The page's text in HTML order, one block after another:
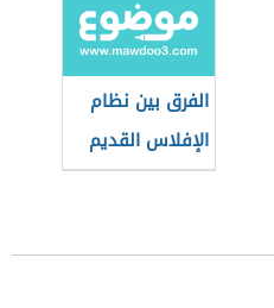
الفرق بين نظام
الإفلاس القديم
والجديد السعودي